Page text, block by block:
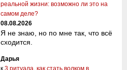
реальной жизни: возможно ли это на
самом деле?
08.08.2026
Я не знаю, но по мне так, что всё
сходится.
Дарья
к 3 ритуала, как стать волком в